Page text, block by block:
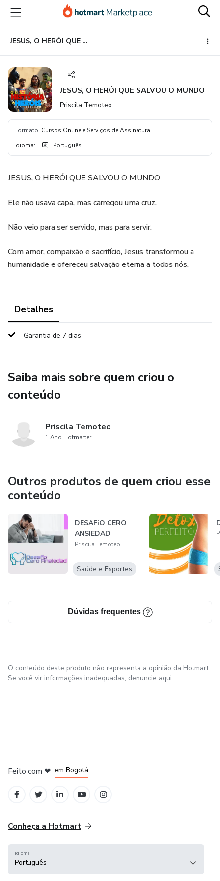
para
conteúdo
principal
para
pagamento
para
rodapé
JESUS, O HERÓI QUE SALVOU O MUNDO
JESUS, O HERÓI QUE SALVOU O MUNDO
Priscila Temoteo
Formato: Cursos Online e Serviços de Assinatura
Idioma: Português
JESUS, O HERÓI QUE SALVOU O MUNDO
Ele não usava capa, mas carregou uma cruz.
Não veio para ser servido, mas para servir.
Com amor, compaixão e sacrifício, Jesus transformou a
humanidade e ofereceu salvação eterna a todos nós.
Detalhes
Garantia de 7 dias
Saiba mais sobre quem criou o
conteúdo
Priscila Temoteo
1 Ano Hotmarter
Outros produtos de quem criou esse
conteúdo
DESAFíO CERO
ANSIEDAD
Priscila Temoteo
Saúde e Esportes
Dúvidas frequentes
O conteúdo deste produto não representa a opinião da Hotmart.
Se você vir informações inadequadas, denuncie aqui
Feito com ❤ em Bogotá
Conheça a Hotmart
Idioma
Português